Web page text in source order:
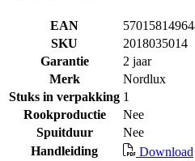
EAN
SKU
2018035014
Garantie
2 jaar
Merk
Nordlux
Stuks in verpakking 1
Rookproductie
Nee
Spuitduur
Nee
Handleiding
Download